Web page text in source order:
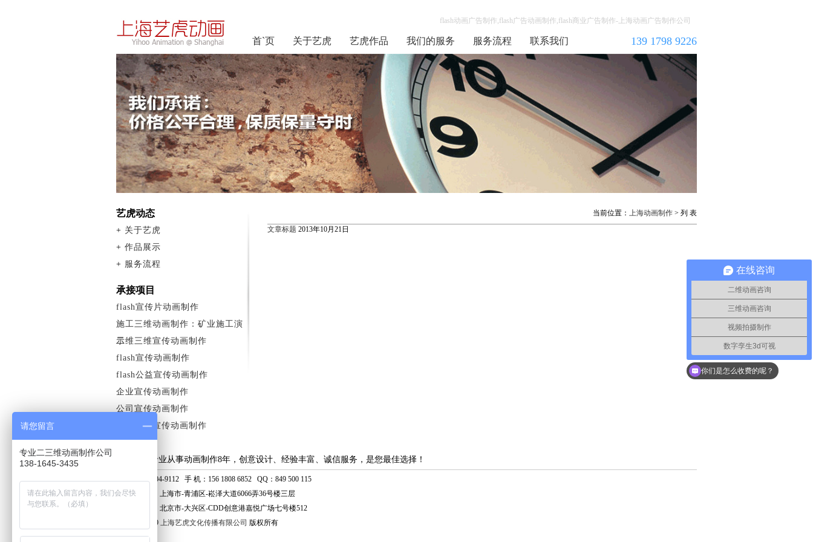
flash动画广告制作,flash广告动画制作,flash商业广告制作-上海动画广告制作公司
首`页 关于艺虎 艺虎作品 我们的服务 服务流程 联系我们 139 1798 9226
当前位置： 上海动画制作 > 列 表
文章标题 2013年10月21日
艺虎动态
+ 关于艺虎
+ 作品展示
+ 服务流程
承接项目
flash宣传片动画制作
施工三维动画制作：矿业施工演
示
二维三维宣传动画制作
flash宣传动画制作
flash公益宣传动画制作
企业宣传动画制作
公司宣传动画制作
水电法制宣传动画制作
上海艺虎专业从事动画制作8年，创意设计、经验丰富、诚信服务，是您最佳选择！
电话：400-804-9112 手 机：156 1808 6852 QQ：849 500 115
上海分公司：上海市-青浦区-崧泽大道6066弄36号楼三层
北京分公司：北京市-大兴区-CDD创意港嘉悦广场七号楼512
© 2006 - 2019 上海艺虎文化传播有限公司 版权所有
在线咨询
二维动画咨询
三维动画咨询
视频拍摄制作
数字孪生3d可视
你们是怎么收费的呢？
请您留言
专业二三维动画制作公司
138-1645-3435